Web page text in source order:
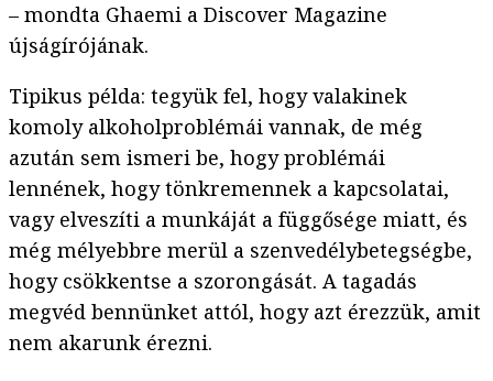
– mondta Ghaemi a Discover Magazine
újságírójának.
Tipikus példa: tegyük fel, hogy valakinek
komoly alkoholproblémái vannak, de még
azután sem ismeri be, hogy problémái
lennének, hogy tönkremennek a kapcsolatai,
vagy elveszíti a munkáját a függősége miatt, és
még mélyebbre merül a szenvedélybetegségbe,
hogy csökkentse a szorongását. A tagadás
megvéd bennünket attól, hogy azt érezzük, amit
nem akarunk érezni.